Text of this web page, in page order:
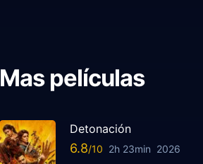
Mas películas
Detonación
6.8 2h 23min 2026